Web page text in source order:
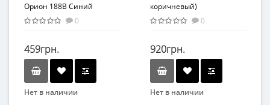
Орион 188B Синий
0
459грн.
Нет в наличии
коричневый)
0
920грн.
Нет в наличии